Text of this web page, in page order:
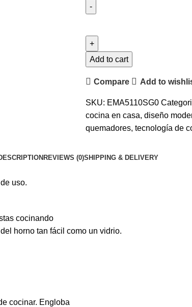
Add to cart
Compare Add to
SKU: EMA5110SG0
cocina en casa, diseño
quemadores, tecnología de
REVIEWS (0)SHIPPING & DELIVERY
uso.
cocinando
horno tan fácil como un vidrio.
cocinar. Engloba